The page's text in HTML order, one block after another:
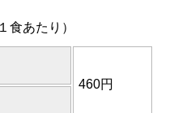
食あたり）
460円